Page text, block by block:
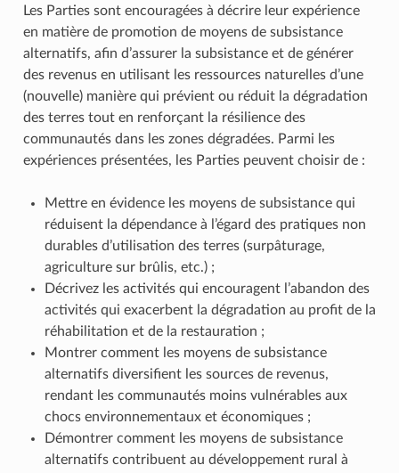
Les Parties sont encouragées à décrire leur expérience
en matière de promotion de moyens de subsistance
alternatifs, afin d’assurer la subsistance et de générer
des revenus en utilisant les ressources naturelles d’une
(nouvelle) manière qui prévient ou réduit la dégradation
des terres tout en renforçant la résilience des
communautés dans les zones dégradées. Parmi les
expériences présentées, les Parties peuvent choisir de :
Mettre en évidence les moyens de subsistance qui
réduisent la dépendance à l’égard des pratiques non
durables d’utilisation des terres (surpâturage,
agriculture sur brûlis, etc.) ;
Décrivez les activités qui encouragent l’abandon des
activités qui exacerbent la dégradation au profit de la
réhabilitation et de la restauration ;
Montrer comment les moyens de subsistance
alternatifs diversifient les sources de revenus,
rendant les communautés moins vulnérables aux
chocs environnementaux et économiques ;
Démontrer comment les moyens de subsistance
alternatifs contribuent au développement rural à